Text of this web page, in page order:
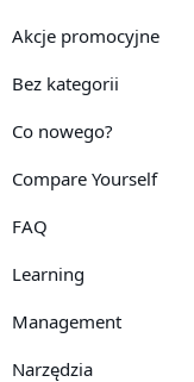
Akcje promocyjne
Bez kategorii
Co nowego?
Compare Yourself
FAQ
Learning
Management
Narzędzia